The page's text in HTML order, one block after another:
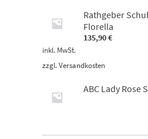
Rathgeber
Florella
135,90€
inkl. MwSt.
zzgl.Versandkosten
ABC Lady Rose